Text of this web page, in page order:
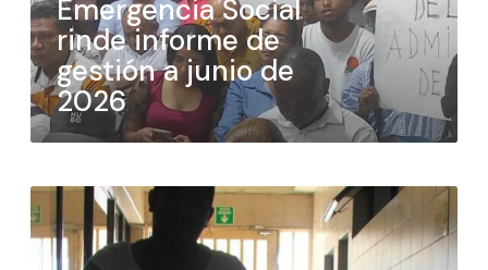
Emergencia Social
rinde informe de
gestión a junio de
2026